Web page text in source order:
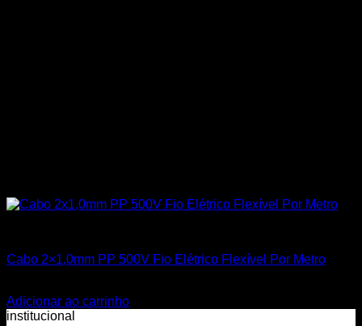
Cabo 2×1,0mm PP 500V Fio Elétrico Flexível Por Metro
Adicionar ao carrinho
institucional